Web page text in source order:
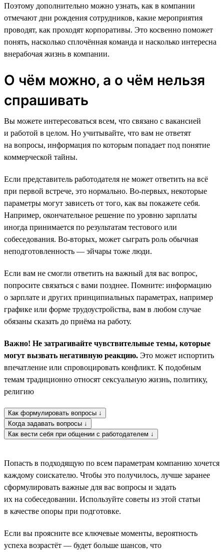
Поэтому дополнительно можно узнать, как в компании
отмечают дни рождения сотрудников, какие мероприятия
проводят, как проходят корпоративы. Это косвенно поможет
понять, насколько сплочённая команда и насколько интересна
внерабочая жизнь в компании.
О чём можно, а о чём нельзя
спрашивать
Вы можете интересоваться всем, что связано с вакансией
и работой в целом. Но учитывайте, что вам не ответят
на вопросы, информация по которым попадает под понятие
коммерческой тайны.
Если представитель работодателя не может ответить на всё
при первой встрече, это нормально. Во-первых, некоторые
параметры могут зависеть от того, как вы покажете себя.
Например, окончательное решение по уровню зарплаты
иногда принимается по результатам тестового или
собеседования. Во-вторых, может сыграть роль обычная
неподготовленность — эйчары тоже люди.
Если вам не смогли ответить на важный для вас вопрос,
попросите связаться с вами позднее. Помните: информацию
о зарплате и других принципиальных параметрах, например
графике или форме трудоустройства, вам в любом случае
обязаны сказать до приёма на работу.
Важно! Не затрагивайте чувствительные темы, которые
могут вызвать негативную реакцию. Это может испортить
впечатление или спровоцировать конфликт. К подобным
темам традиционно относят сексуальную жизнь, политику,
религию
Как формулировать вопросы ↓
Когда задавать вопросы ↓
Как вести себя при общении с работодателем ↓
Попасть в подходящую по всем параметрам компанию хочется
каждому соискателю. Чтобы это получилось, лучше заранее
сформулировать важные для вас вопросы и задать
их на собеседовании. Используйте советы из этой статьи
в качестве опоры при подготовке.
Если вы проясните все ключевые моменты, вероятность
успеха возрастёт — будет больше шансов, что